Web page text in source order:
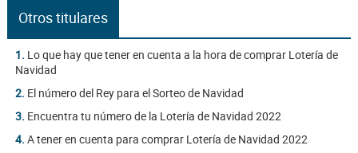
Otros titulares
1. Lo que hay que tener en cuenta a la hora de comprar Lotería de
Navidad
2. El número del Rey para el Sorteo de Navidad
3. Encuentra tu número de la Lotería de Navidad 2022
4. A tener en cuenta para comprar Lotería de Navidad 2022